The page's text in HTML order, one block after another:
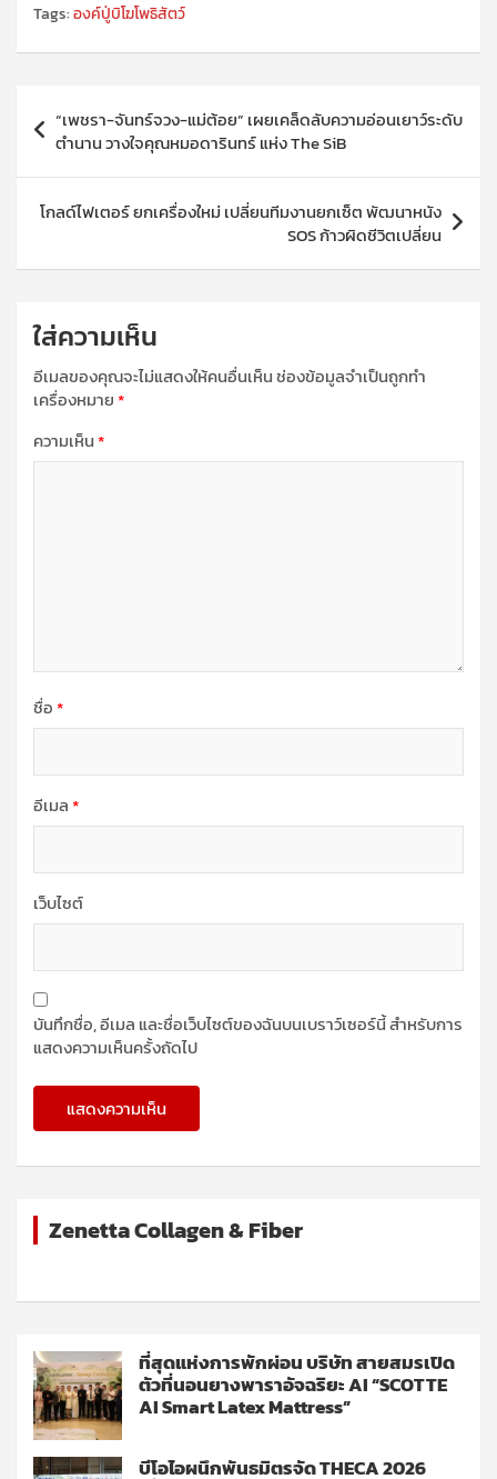
Tags:องค์ปู่บิโฆโพธิสัตว์
เรื่อง“เพชรา-จันทร์จวง-แม่ต้อย” เผยเคล็ดลับความอ่อนเยาว์ระดับ
ตำนาน วางใจคุณหมอดารินทร์ แห่ง The SiB
โกลด์ไฟเตอร์ ยกเครื่องใหม่ เปลี่ยนทีมงานยกเซ็ต พัฒนาหนัง
SOS ก้าวผิดชีวิตเปลี่ยน
ใส่ความเห็น
อีเมลของคุณจะไม่แสดงให้คนอื่นเห็นช่องข้อมูลจำเป็นถูกทำ
เครื่องหมาย*
ความเห็น*
ชื่อ*
อีเมล*
เว็บไซต์
บันทึกชื่อ, อีเมล และชื่อเว็บไซต์ของฉันบนเบราว์เซอร์นี้ สำหรับการ
แสดงความเห็นครั้งถัดไป
Zenetta Collagen & Fiber
ที่สุดแห่งการพักผ่อน บริษัท สายสมรเปิด
ตัวที่นอนยางพาราอัจฉริยะ AI “SCOTTE
AI Smart Latex Mattress”
บีโอไอผนึกพันธมิตรจัด THECA 2026